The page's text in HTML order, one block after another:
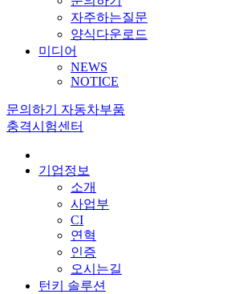
자주하는질문
양식다운로드
미디어
NEWS
NOTICE
문의하기 자동차부품
충격시험센터
기업정보
소개
사업부
CI
연혁
인증
오시는길
턴키 솔루션